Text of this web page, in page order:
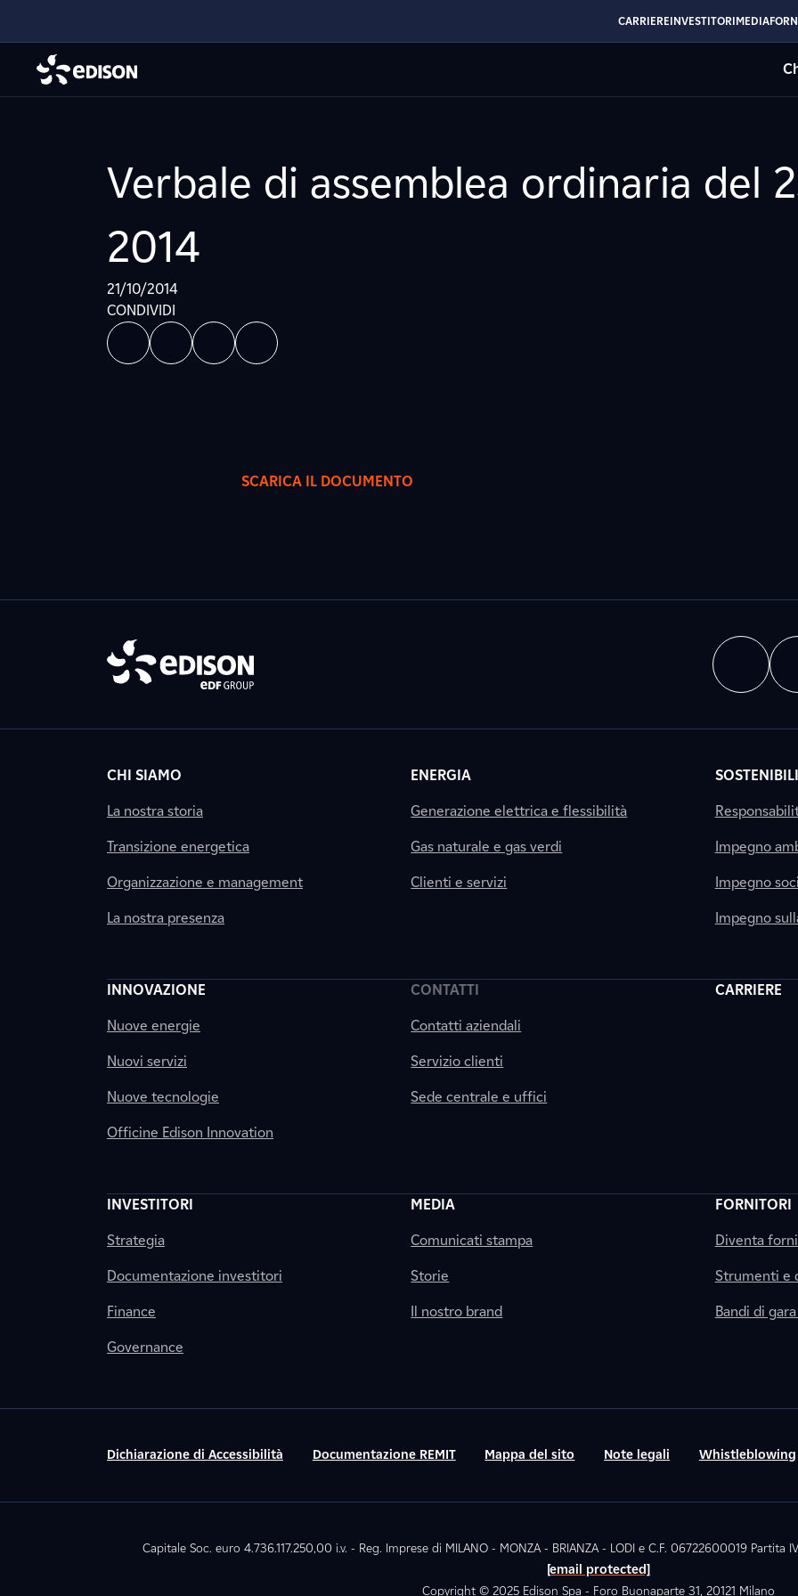
CARRIEREINVESTITORIMEDIA
Verbale di assemblea ordinaria del
2014
21/10/2014
CONDIVIDI
SCARICA IL DOCUMENTO
CHI SIAMO
La nostra storia
Transizione energetica
Organizzazione e management
La nostra presenza
ENERGIA
Generazione elettrica e flessibilità
Gas naturale e gas verdi
Clienti e servizi
Impegno
Impegno
Impegno
INNOVAZIONE
Nuove energie
Nuovi servizi
Nuove tecnologie
Officine Edison Innovation
CONTATTI
Contatti aziendali
Servizio clienti
Sede centrale e uffici
CARRIERE
INVESTITORI
Strategia
Documentazione investitori
Finance
Governance
MEDIA
Comunicati stampa
Storie
Il nostro brand
FORNITORI
Diventa
Strumenti e
Bandi di
Dichiarazione di Accessibilità Documentazione REMIT Mappa del sito Note legali Whistleblowing
Capitale Soc. euro 4.736.117.250,00 i.v. - Reg. Imprese di MILANO - MONZA - BRIANZA - LODI e C.F. 06722600019 Partita
[email protected]
Copyright © 2025 Edison Spa - Foro Buonaparte 31, 20121 Milano